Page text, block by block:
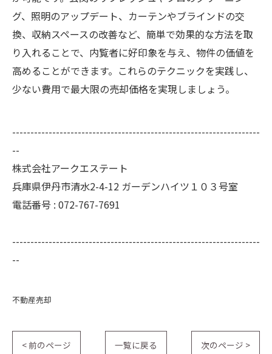
グ、照明のアップデート、カーテンやブラインドの交
換、収納スペースの改善など、簡単で効果的な方法を取
り入れることで、内覧者に好印象を与え、物件の価値を
高めることができます。これらのテクニックを実践し、
少ない費用で最大限の売却価格を実現しましょう。
--------------------------------------------------------------------
--
株式会社アークエステート
兵庫県伊丹市清水2-4-12 ガーデンハイツ１０３号室
電話番号 : 072-767-7691
--------------------------------------------------------------------
--
不動産売却
< 前のページ 一覧に戻る 次のページ >